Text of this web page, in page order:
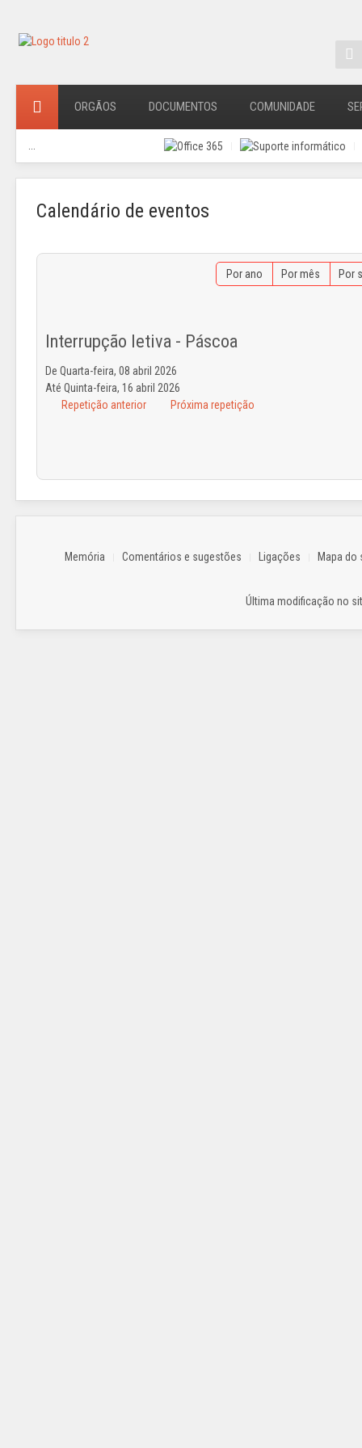
ORGÃOS DOCUMENTOS COMUNIDADE
Calendário de eventos
Por ano Por mês Por
Interrupção letiva - Páscoa
De Quarta-feira, 08 abril 2026
Até Quinta-feira, 16 abril 2026
Repetição anterior
Próxima repetição
Memória Comentários e sugestões Ligações Mapa do
Última modificação no